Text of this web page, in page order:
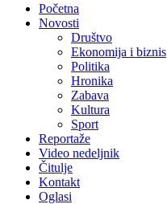
Početna
Novosti
Društvo
Ekonomija i biznis
Politika
Hronika
Zabava
Kultura
Sport
Reportaže
Video nedeljnik
Čitulje
Kontakt
Oglasi